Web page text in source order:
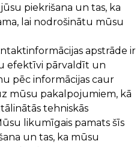
piekrišana un tas, ka
lai nodrošinātu mūsu
apstrāde ir
efektīvi pārvaldīt un
pēc informācijas caur
mūsu pakalpojumiem, kā
tehniskās
likumīgais pamats šīs
un tas, ka mūsu